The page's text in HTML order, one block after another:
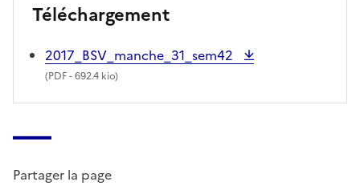
Téléchargement
2017_BSV_manche_31_sem42
(PDF- 692.4 kio)
Partager la page